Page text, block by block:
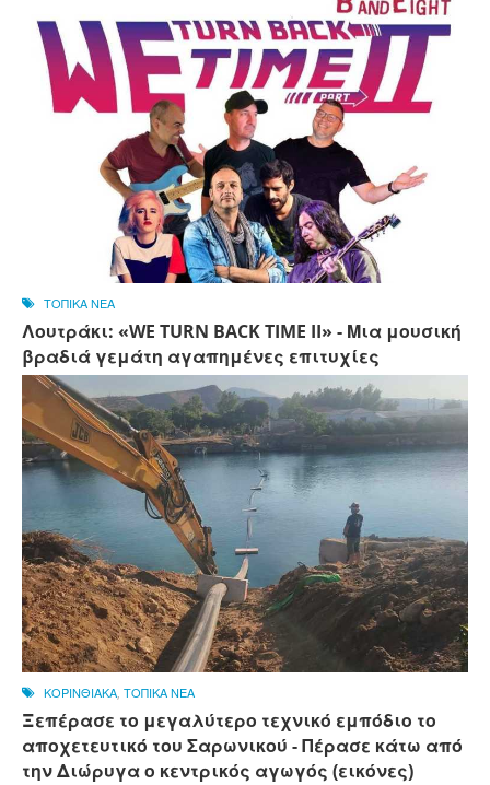
ΤΟΠΙΚΑ ΝΕΑ
Λουτράκι: «WE TURN BACK TIME II» - Μια μουσική
βραδιά γεμάτη αγαπημένες επιτυχίες
ΚΟΡΙΝΘΙΑΚΑ, ΤΟΠΙΚΑ ΝΕΑ
Ξεπέρασε το μεγαλύτερο τεχνικό εμπόδιο το
αποχετευτικό του Σαρωνικού - Πέρασε κάτω από
την Διώρυγα ο κεντρικός αγωγός (εικόνες)